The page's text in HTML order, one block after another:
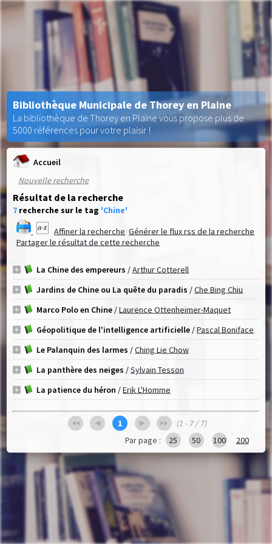
Accueil
Nouvelle recherche
Résultat de la recherche
7 recherche sur le tag 'Chine'
Affiner la recherche Générer le flux rss de la recherche
Partager le résultat de cette recherche
La Chine des empereurs /Arthur Cotterell
Jardins de Chine ou La quête du paradis /Che Bing Chiu
Marco Polo en Chine /Laurence Ottenheimer-Maquet
Géopolitique de l'intelligence artificielle /Pascal Boniface
Le Palanquin des larmes /Ching Lie Chow
La panthère des neiges /Sylvain Tesson
La patience du héron /Erik L'Homme
1
(1 - 7 / 7)
Par page :
25 50 100 200
Bibliothèque Municipale de Thorey en Plaine
La bibliothèque de Thorey en Plaine vous propose plus de
5000 références pour votre plaisir !